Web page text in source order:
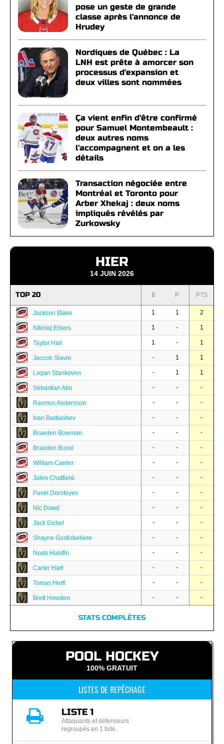
pose un geste de grande
classe après l'annonce de
Hrudey
Nordiques de Québec : La
LNH est prête à amorcer son
processus d'expansion et
deux villes sont nommées
Ça vient enfin d'être confirmé
pour Samuel Montembeault :
deux autres noms
l'accompagnent et on a les
détails
Transaction négociée entre
Montréal et Toronto pour
Arber Xhekaj : deux noms
impliqués révélés par
Zurkowsky
HIER
14 JUIN 2026
TOP 20 B P PTS
Jackson Blake 1 1 2
Nikolaj Ehlers 1 - 1
Taylor Hall 1 - 1
Jaccob Slavin - 1 1
Logan Stankoven - 1 1
Sebastian Aho - - -
Rasmus Andersson - - -
Ivan Barbashev - - -
Braeden Bowman - - -
Brandon Bussi - - -
William Carrier - - -
Jalen Chatfield - - -
Pavel Dorofeyev - - -
Nic Dowd - - -
Jack Eichel - - -
Shayne Gostisbehere - - -
Noah Hanifin - - -
Carter Hart - - -
Tomas Hertl - - -
Brett Howden - - -
STATS COMPLÈTES
POOL HOCKEY
100% GRATUIT
LISTES DE REPÊCHAGE
LISTE 1
Attaquants et défenseurs
regroupés en 1 liste.